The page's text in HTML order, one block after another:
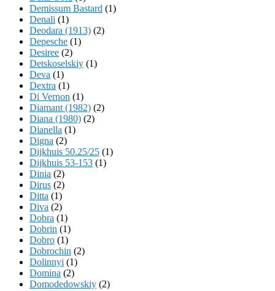
Demissum Bastard (1)
Denali (1)
Deodara (1913) (2)
Depesche (1)
Desiree (2)
Detskoselskiy (1)
Deva (1)
Dextra (1)
Di Vernon (1)
Diamant (1982) (2)
Diana (1980) (2)
Dianella (1)
Digna (2)
Dijkhuis 50.25/25 (1)
Dijkhuis 53-153 (1)
Dinia (2)
Dirus (2)
Ditta (1)
Diva (2)
Dobra (1)
Dobrin (1)
Dobro (1)
Dobrochin (2)
Dolinnyi (1)
Domina (2)
Domodedowskiy (2)